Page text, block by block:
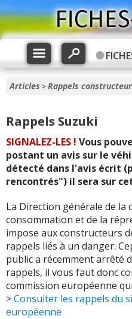
Articles >Rappels
Rappels Suzuki
SIGNALEZ-LES ! Vous
postant un avis sur le
détecté dans l'avis écrit
rencontrés") il sera sur
La Direction générale de la
consommation et de la
impose aux constructeurs
rappels liés à un danger.
public a récemment arrêté
rappels, il vous faut donc
commission européenne
>Consulter les rappels du
européenne